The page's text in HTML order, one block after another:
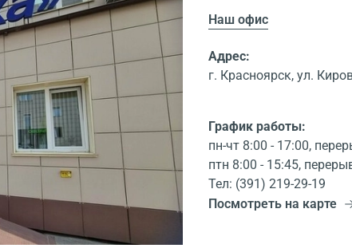
Наш офис
Адрес:
г. Красноярск, ул.
График работы:
пн-чт 8:00 - 17:00,
птн 8:00 - 15:45,
Тел: (391) 219-29-19
Посмотреть на карте